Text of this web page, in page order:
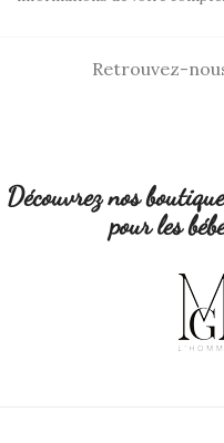
Retrouvez-
Découvrez nos
pour les